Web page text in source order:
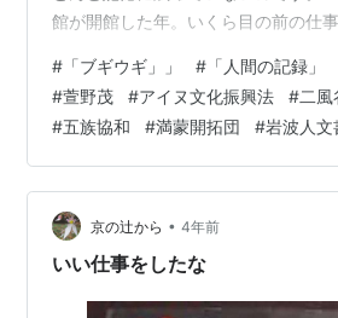
館が開館した年。いくら目の前の仕
りさんのことが知りたくなって、日
の「人間の記録」シリーズの一冊を
たきっかけとなって『中村メイコ』
田五十鈴』『杉村春子』『水谷八重
性陣が続き、男性陣のトップバッタ
たのが、 『萱野茂 /アイヌの里 二風…
# 「ブギウギ」」 # 「人間の記録」
#萱野茂 #アイヌ文化振興法 #二
#五族協和 #満蒙開拓団 #岩波人文
京の辻から • 4年前
いい仕事をしたな